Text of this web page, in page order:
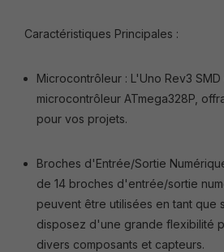
Caractéristiques Principales :
Microcontrôleur : L'Uno Rev3
microcontrôleur ATmega328P,
pour vos projets.
Broches d'Entrée/Sortie
de 14 broches d'entrée/sortie
peuvent être utilisées en tant que
disposez d'une grande flexibilité
divers composants et capteurs.